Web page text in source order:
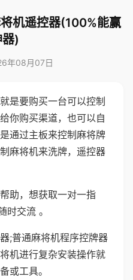
机遥控器(100%能赢
)
年08月07日
是要购买一台可以控制
你购买渠道，也可以自
通过主板来控制麻将牌
麻将机来洗牌，遥控器
助，想获取一对一指
交流 。
;普通麻将机程序控牌器
机进行复杂安装操作就
或工具。